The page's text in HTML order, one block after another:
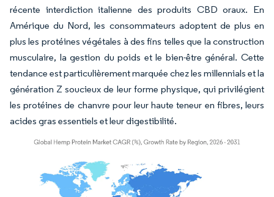
récente interdiction italienne des produits CBD oraux. En
Amérique du Nord, les consommateurs adoptent de plus en
plus les protéines végétales à des fins telles que la construction
musculaire, la gestion du poids et le bien-être général. Cette
tendance est particulièrement marquée chez les millennials et la
génération Z soucieux de leur forme physique, qui privilégient
les protéines de chanvre pour leur haute teneur en fibres, leurs
acides gras essentiels et leur digestibilité.